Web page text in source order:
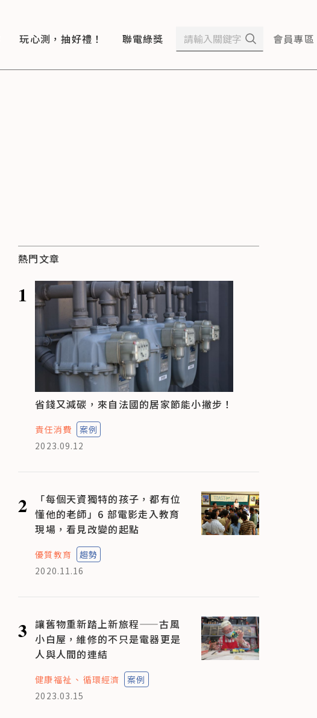
玩心測，抽好禮！ 聯電綠獎 會員專區
熱門文章
1
省錢又減碳，來自法國的居家節能小撇步！
責任消費
案例
2023.09.12
2
「每個天資獨特的孩子，都有位
懂他的老師」6 部電影走入教育
現場，看見改變的起點
優質教育
趨勢
2020.11.16
3
讓舊物重新踏上新旅程——古風
小白屋，維修的不只是電器更是
人與人間的連結
健康福祉 循環經濟
案例
2023.03.15